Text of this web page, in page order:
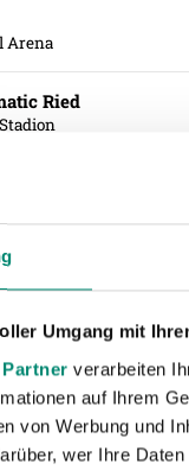
Umgang mit
verarbeiten
auf Ihrem
von Werbung und
wer Ihre
Arena
Ried
Arena
Ertl Glas Stadion
Ried
Stadion